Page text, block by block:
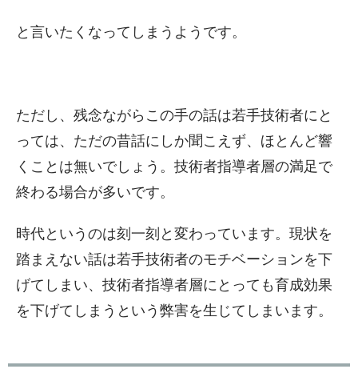
と言いたくなってしまうようです。
ただし、残念ながらこの手の話は若手技術者にと
っては、ただの昔話にしか聞こえず、ほとんど響
くことは無いでしょう。技術者指導者層の満足で
終わる場合が多いです。
時代というのは刻一刻と変わっています。現状を
踏まえない話は若手技術者のモチベーションを下
げてしまい、技術者指導者層にとっても育成効果
を下げてしまうという弊害を生じてしまいます。